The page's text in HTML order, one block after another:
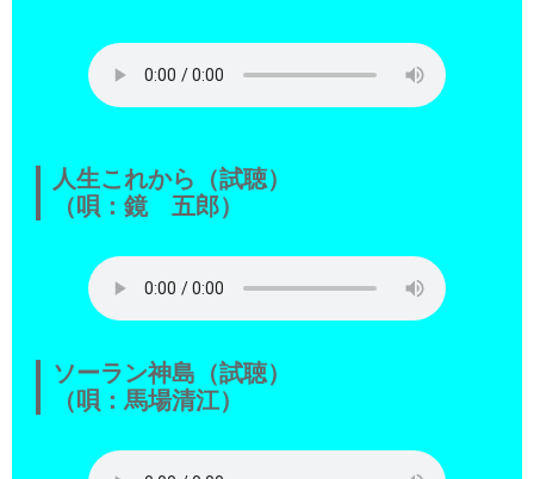
人生これから（試聴）
（唄：鏡 五郎）
ソーラン神島（試聴）
（唄：馬場清江）